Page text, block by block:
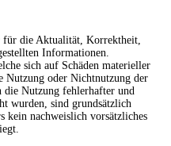
für die Aktualität, Korrektheit,
Informationen.
sich auf Schäden materieller
Nutzung oder Nichtnutzung der
die Nutzung fehlerhafter und
wurden, sind grundsätzlich
kein nachweislich vorsätzliches